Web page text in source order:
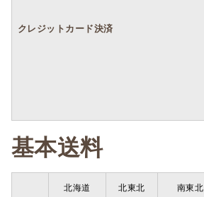
クレジットカード決済
基本送料
北海道 北東北 南東北